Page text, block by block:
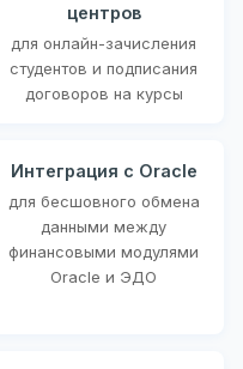
центров
для онлайн-зачисления
студентов и подписания
договоров на курсы
Интеграция с Oracle
для бесшовного обмена
данными между
финансовыми модулями
Oracle и ЭДО